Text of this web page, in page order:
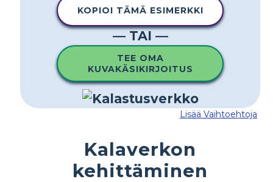
KOPIOI TÄMÄ ESIMERKKI
— TAI —
TEE OMA
KUVAKÄSIKIRJOITUS
Lisää Vaihtoehtoja
Kalaverkon
kehittäminen